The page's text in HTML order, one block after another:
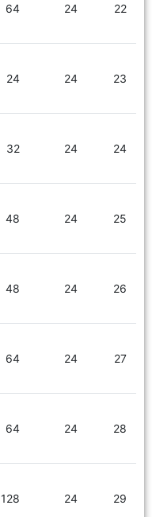
22
24
64
23
24
24
24
24
32
25
24
48
26
24
48
27
24
64
28
24
64
29
24
128